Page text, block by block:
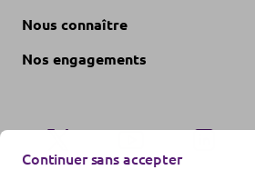
Nous connaître
Nos engagements
Continuer sans accepter